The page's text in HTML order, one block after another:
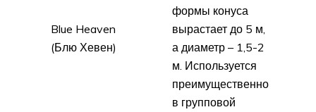
Blue Heaven
(Блю Хевен)
формы конуса
вырастает до 5 м,
а диаметр – 1,5-2
м. Используется
преимущественно
в групповой